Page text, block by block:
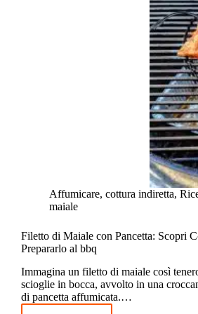
Affumicare, cottura indiretta,
maiale
Filetto di Maiale con Pancetta: Scopri
Prepararlo al bbq
Immagina un filetto di maiale così
scioglie in bocca, avvolto in una
di pancetta affumicata.…